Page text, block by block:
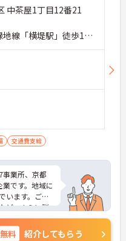
中茶屋1丁目12番21
線「横堤駅」徒歩15
交通費支給
事業所、京都
です。地域に
います。ご興
ど、さらに詳
相談くださ
無料 紹介してもらう